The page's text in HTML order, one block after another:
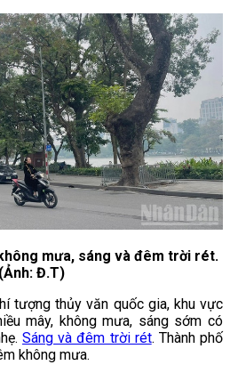
mưa, sáng và đêm trời rét.
(Ảnh: Đ.T)
tượng thủy văn quốc gia, khu vực
mây, không mưa, sáng sớm có
Sáng và đêm trời rét. Thành phố
không mưa.